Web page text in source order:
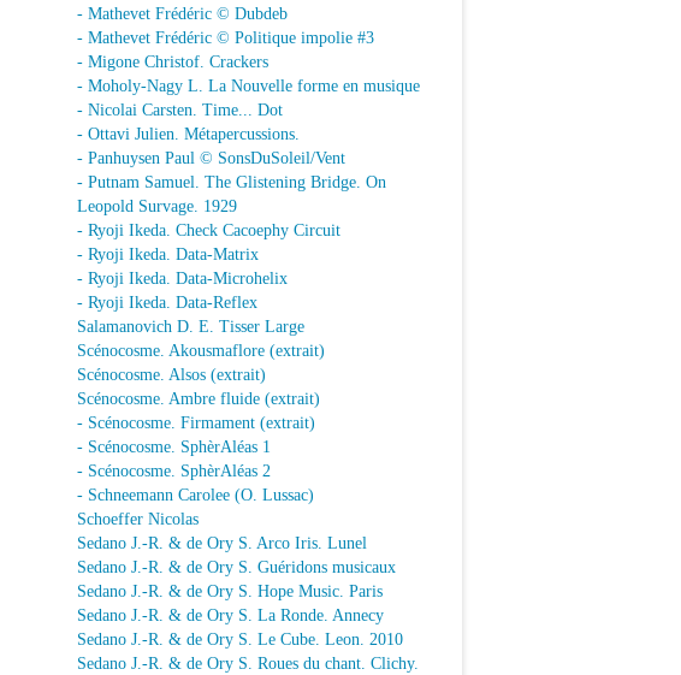
- Mathevet Frédéric © Dubdeb
- Mathevet Frédéric © Politique impolie #3
- Migone Christof. Crackers
- Moholy-Nagy L. La Nouvelle forme en musique
- Nicolai Carsten. Time... Dot
- Ottavi Julien. Métapercussions.
- Panhuysen Paul © SonsDuSoleil/Vent
- Putnam Samuel. The Glistening Bridge. On
Leopold Survage. 1929
- Ryoji Ikeda. Check Cacoephy Circuit
- Ryoji Ikeda. Data-Matrix
- Ryoji Ikeda. Data-Microhelix
- Ryoji Ikeda. Data-Reflex
Salamanovich D. E. Tisser Large
Scénocosme. Akousmaflore (extrait)
Scénocosme. Alsos (extrait)
Scénocosme. Ambre fluide (extrait)
- Scénocosme. Firmament (extrait)
- Scénocosme. SphèrAléas 1
- Scénocosme. SphèrAléas 2
- Schneemann Carolee (O. Lussac)
Schoeffer Nicolas
Sedano J.-R. & de Ory S. Arco Iris. Lunel
Sedano J.-R. & de Ory S. Guéridons musicaux
Sedano J.-R. & de Ory S. Hope Music. Paris
Sedano J.-R. & de Ory S. La Ronde. Annecy
Sedano J.-R. & de Ory S. Le Cube. Leon. 2010
Sedano J.-R. & de Ory S. Roues du chant. Clichy.